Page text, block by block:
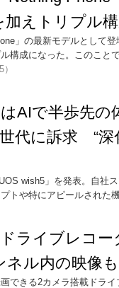
えトリプル
」の最新モデルとして
構成になった。このこと
はAIで半歩先
代に訴求 “深
wish5」を発表。自社
トや特にアピールされた
ライブレコー
ル内の映像
できる2カメラ搭載ドラ